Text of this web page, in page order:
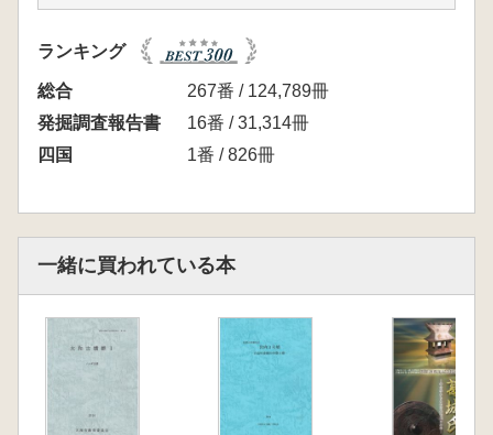
はさまざまな議論があった。今回の調査は、こ
の議論に一定の帰結を示すことに主眼を置き、
近年の趨勢とはやや異なるふうに結論を出せつ
つあることは考古学徒冥利に尽きる。今後、造
山古墳の歴史的位置付けに迫っていくための前
提の一つにもなり得よう。
る雄略朝の問題として注目されてきた「造山・
て、重要な材料になるものと思う。(序言より
抜粋)
ランキング
総合
267番 / 124,789冊
発掘調査報告書
16番 / 31,314冊
四国
1番 / 826冊
一緒に買われている本